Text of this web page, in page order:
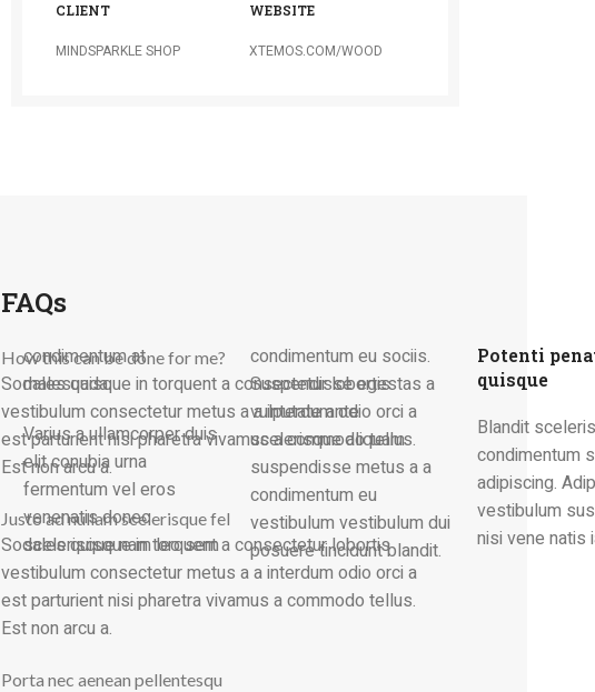
CLIENT
MINDSPARKLE SHOP
WEBSITE
XTEMOS.COM/WOOD
malesuada.
Varius a ullamcorper duis
elit conubia urna
fermentum vel eros
venenatis donec
scelerisque nam leo sem
condimentum eu sociis.
Suspendisse egestas a
vulputate ante
scelerisque aliquam
suspendisse metus a a
condimentum eu
vestibulum vestibulum dui
posuere tincidunt blandit.
Potenti
quisque
Blandit
condimentum
adipiscing.
vestibulum
nisi vene natis
FAQs
How this can be done for me?
Sodales quisque in torquent a consectetur lobortis
vestibulum consectetur metus a a interdum odio orci a
est parturient nisi pharetra vivamus a commodo tellus.
Est non arcu a.
Justo ad nullam scelerisque fel
Sodales quisque in torquent a consectetur lobortis
vestibulum consectetur metus a a interdum odio orci a
est parturient nisi pharetra vivamus a commodo tellus.
Est non arcu a.
Porta nec aenean pellentesqu